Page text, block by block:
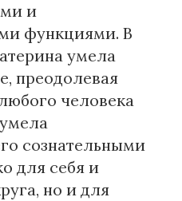
и
функциями. В
умела
преодолевая
человека
сознательными
для себя и
но и для